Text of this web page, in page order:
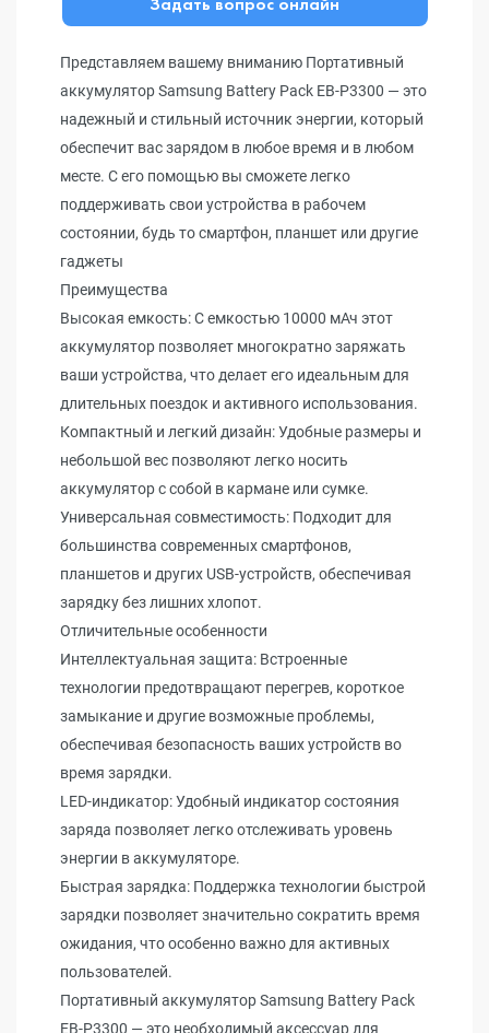
Представляем вашему вниманию Портативный
аккумулятор Samsung Battery Pack EB-P3300 — это
надежный и стильный источник энергии, который
обеспечит вас зарядом в любое время и в любом
месте. С его помощью вы сможете легко
поддерживать свои устройства в рабочем
состоянии, будь то смартфон, планшет или другие
гаджеты
Преимущества
Высокая емкость: С емкостью 10000 мАч этот
аккумулятор позволяет многократно заряжать
ваши устройства, что делает его идеальным для
длительных поездок и активного использования.
Компактный и легкий дизайн: Удобные размеры и
небольшой вес позволяют легко носить
аккумулятор с собой в кармане или сумке.
Универсальная совместимость: Подходит для
большинства современных смартфонов,
планшетов и других USB-устройств, обеспечивая
зарядку без лишних хлопот.
Отличительные особенности
Интеллектуальная защита: Встроенные
технологии предотвращают перегрев, короткое
замыкание и другие возможные проблемы,
обеспечивая безопасность ваших устройств во
время зарядки.
LED-индикатор: Удобный индикатор состояния
заряда позволяет легко отслеживать уровень
энергии в аккумуляторе.
Быстрая зарядка: Поддержка технологии быстрой
зарядки позволяет значительно сократить время
ожидания, что особенно важно для активных
пользователей.
Портативный аккумулятор Samsung Battery Pack
EB-P3300 — это необходимый аксессуар для